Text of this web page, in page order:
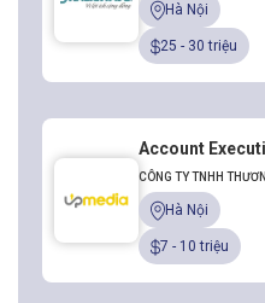
Hà Nội
25 - 30 triệu
Account
CÔNG TY TNHH
Hà Nội
7 - 10 triệu